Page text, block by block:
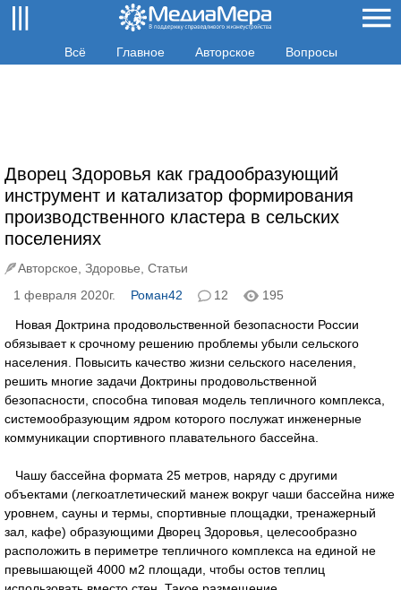
Всё Главное Авторское Вопросы
Дворец Здоровья как градообразующий
инструмент и катализатор формирования
производственного кластера в сельских
поселениях
Авторское Здоровье Статьи
1 февраля 2020г.
Роман42 12 195
Новая Доктрина продовольственной безопасности России
обязывает к срочному решению проблемы убыли сельского
населения. Повысить качество жизни сельского населения,
решить многие задачи Доктрины продовольственной
безопасности, способна типовая модель тепличного комплекса,
системообразующим ядром которого послужат инженерные
коммуникации спортивного плавательного бассейна.
Чашу бассейна формата 25 метров, наряду с другими
объектами (легкоатлетический манеж вокруг чаши бассейна ниже
уровнем, сауны и термы, спортивные площадки, тренажерный
зал, кафе) образующими Дворец Здоровья, целесообразно
расположить в периметре тепличного комплекса на единой не
превышающей 4000 м2 площади, чтобы остов теплиц